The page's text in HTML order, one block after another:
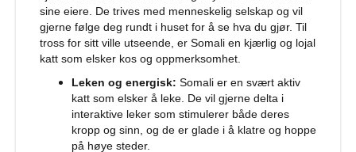
r
i
l
b
sine eiere. De trives med menneskelig selskap og vil
gjerne følge deg rundt i huset for å se hva du gjør. Til
tross for sitt ville utseende, er Somali en kjærlig og lojal
katt som elsker kos og oppmerksomhet.
Leken og energisk: Somali er en svært aktiv
katt som elsker å leke. De vil gjerne delta i
interaktive leker som stimulerer både deres
kropp og sinn, og de er glade i å klatre og hoppe
på høye steder.